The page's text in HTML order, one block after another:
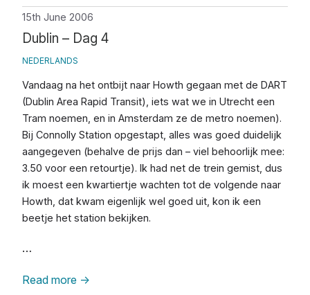
15th June 2006
Dublin – Dag 4
NEDERLANDS
Vandaag na het ontbijt naar Howth gegaan met de DART
(Dublin Area Rapid Transit), iets wat we in Utrecht een
Tram noemen, en in Amsterdam ze de metro noemen).
Bij Connolly Station opgestapt, alles was goed duidelijk
aangegeven (behalve de prijs dan – viel behoorlijk mee:
3.50 voor een retourtje). Ik had net de trein gemist, dus
ik moest een kwartiertje wachten tot de volgende naar
Howth, dat kwam eigenlijk wel goed uit, kon ik een
beetje het station bekijken.
…
Read more →